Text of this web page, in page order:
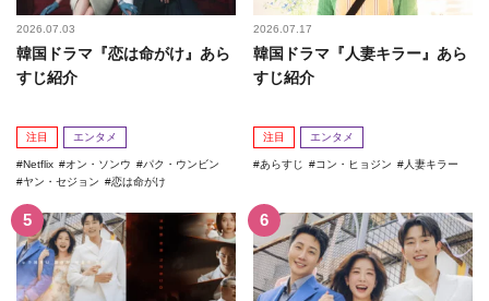
2026.07.03
韓国ドラマ『恋は命がけ』あら
すじ紹介
注目 エンタメ
Netflix オン・ソンウ
パク・ウンビン
ヤン・セジョン
恋は命がけ
2026.07.17
韓国ドラマ『人妻キラー』あら
すじ紹介
注目 エンタメ
あらすじ コン・ヒョジン 人妻キラー